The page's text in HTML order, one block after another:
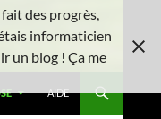
AIDE
des progrès,
informaticien
un blog ! Ça me